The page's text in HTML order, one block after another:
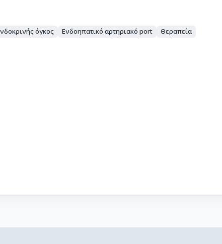
όγκος Ενδοηπατικό αρτηριακό port Θεραπεία